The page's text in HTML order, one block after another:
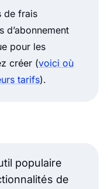
de frais
d’abonnement
pour les
créer (voici où
tarifs).
populaire
de